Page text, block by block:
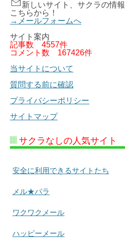
新しいサイト、サクラの情
こちらから！
→メールフォームへ
サイト案内
記事数 4557件
コメント数 167426件
当サイトについて
質問する前に確認
プライバシーポリシー
サイトマップ
サクラなしの人気サイト
安全に利用できるサイトたち
メル★パラ
ワクワクメール
ハッピーメール